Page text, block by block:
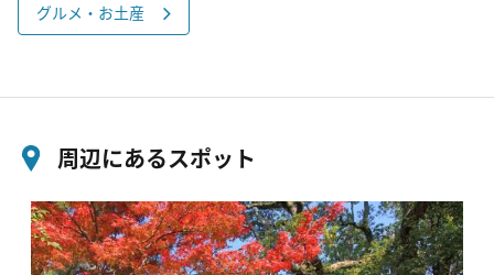
グルメ・お土産
周辺にあるスポット